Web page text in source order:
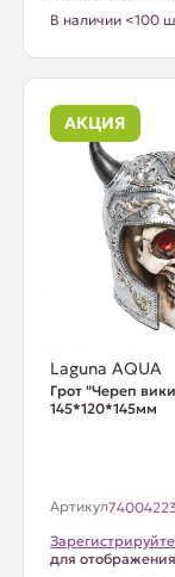
В наличии <100
АКЦИЯ
Laguna AQUA
Грот "Череп
145*120*145мм
Артикул
для